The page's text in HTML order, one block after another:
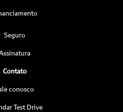
Seguro
Contato
conosco
Test Drive